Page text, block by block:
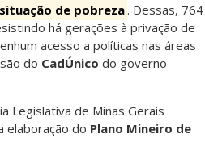
situação de pobreza . Dessas, 764
há gerações à privação de
acesso a políticas nas áreas
do CadÚnico do governo
Legislativa de Minas Gerais
elaboração do Plano Mineiro de